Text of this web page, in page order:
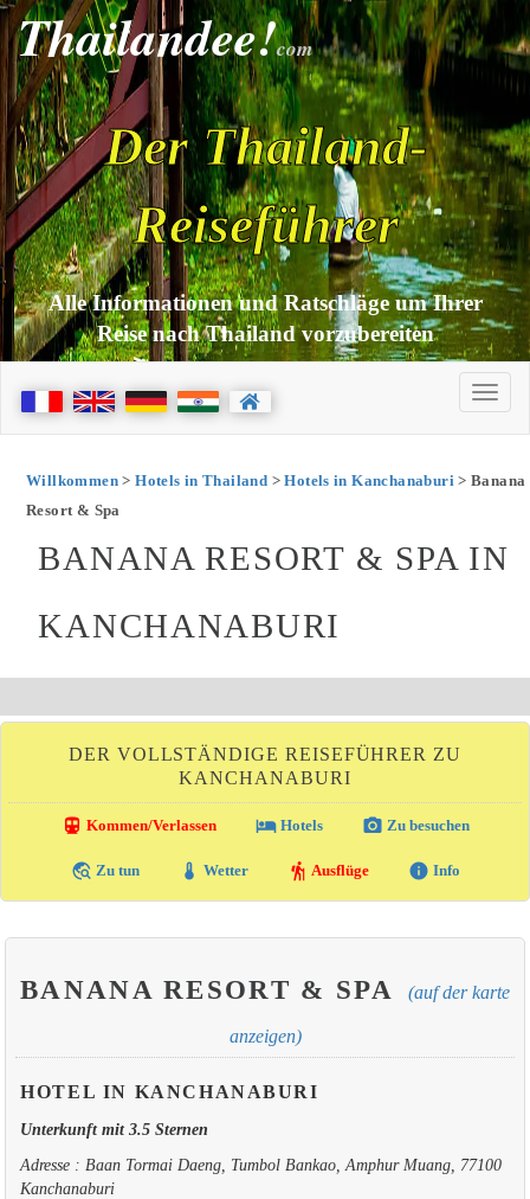
Thailandee!com
Der Thailand-
Reiseführer
Alle Informationen und Ratschläge um Ihrer
Reise nach Thailand vorzubereiten
Willkommen>Hotels in Thailand >Hotels in Kanchanaburi> Banana
Resort & Spa
BANANA RESORT & SPA IN
KANCHANABURI
DER VOLLSTÄNDIGE REISEFÜHRER ZU
KANCHANABURI
directions_transit Kommen/Verlassen local_hotelHotels photo_camera Zu besuchen
travel_explore Zu tun thermostat Wetter hiking Ausflüge info Info
BANANA RESORT & SPA (auf der karte
anzeigen)
HOTEL IN KANCHANABURI
Unterkunft mit 3.5 Sternen
Adresse : Baan Tormai Daeng, Tumbol Bankao, Amphur Muang, 77100
Kanchanaburi